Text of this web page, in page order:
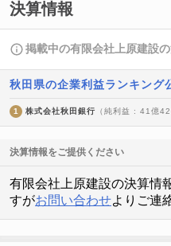
決算情報
掲載中の有限会社上原建設
秋田県の企業利益ランキング
1 株式会社秋田銀行 （純利益 : 41億
決算情報をご提供ください
有限会社上原建設の決算情
すがお問い合わせよりご連